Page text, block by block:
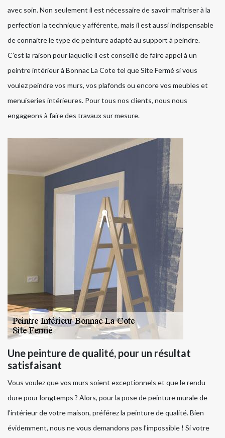
avec soin. Non seulement il est nécessaire de savoir maîtriser à la
perfection la technique y afférente, mais il est aussi indispensable
de connaitre le type de peinture adapté au support à peindre.
C’est la raison pour laquelle il est conseillé de faire appel à un
peintre intérieur à Bonnac La Cote tel que Site Fermé si vous
voulez peindre vos murs, vos plafonds ou encore vos meubles et
menuiseries intérieures. Pour tous nos clients, nous nous
engageons à faire des travaux sur mesure.
Une peinture de qualité, pour un résultat
satisfaisant
Vous voulez que vos murs soient exceptionnels et que le rendu
dure pour longtemps ? Alors, pour la pose de peinture murale de
l’intérieur de votre maison, préférez la peinture de qualité. Bien
évidemment, nous ne vous demandons pas l’impossible ! Si votre